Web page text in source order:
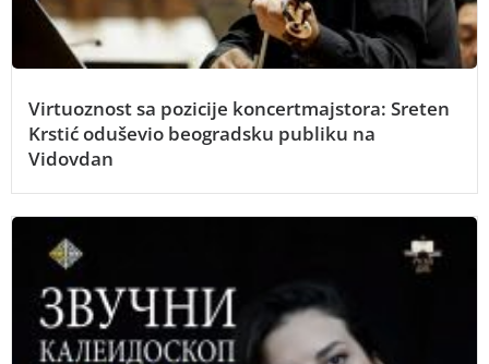
Virtuoznost sa pozicije koncertmajstora: Sreten
Krstić oduševio beogradsku publiku na
Vidovdan